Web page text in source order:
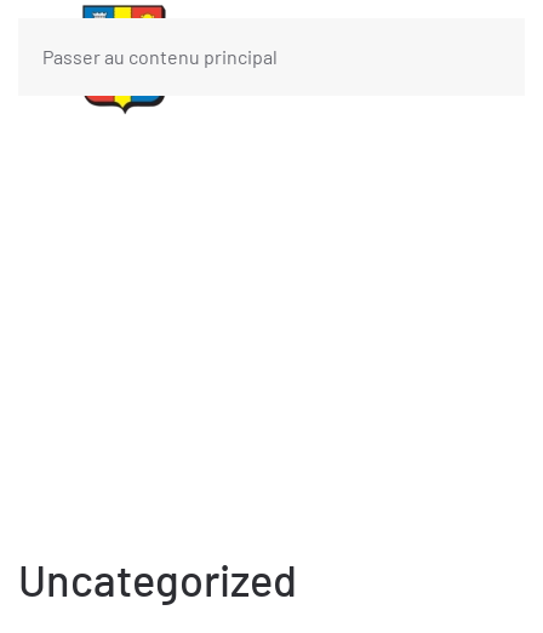
Passer au contenu principal
Uncategorized